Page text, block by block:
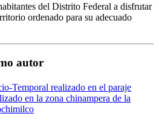
del Distrito Federal a disfrutar
ordenado para su adecuado
autor
Temporal realizado en el paraje
en la zona chinampera de la